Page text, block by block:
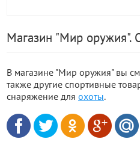
Магазин "Мир оружия".
В магазине "Мир оружия" вы
также другие спортивные
снаряжение для охоты.